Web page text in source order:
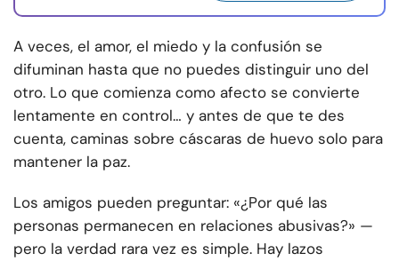
A veces, el amor, el miedo y la confusión se
difuminan hasta que no puedes distinguir uno del
otro. Lo que comienza como afecto se convierte
lentamente en control… y antes de que te des
cuenta, caminas sobre cáscaras de huevo solo para
mantener la paz.
Los amigos pueden preguntar: «¿Por qué las
personas permanecen en relaciones abusivas?» —
pero la verdad rara vez es simple. Hay lazos